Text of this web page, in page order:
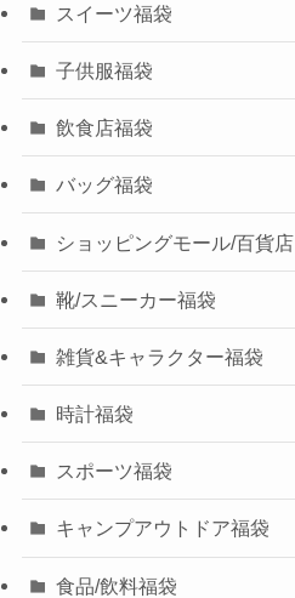
スイーツ福袋
子供服福袋
飲食店福袋
バッグ福袋
ショッピングモール/百貨店
靴/スニーカー福袋
雑貨&キャラクター福袋
時計福袋
スポーツ福袋
キャンプアウトドア福袋
食品/飲料福袋